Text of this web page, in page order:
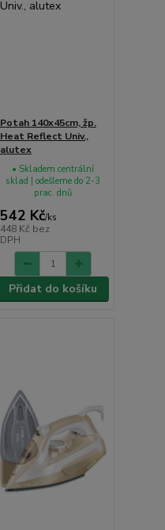
Potah 140x45cm, žp.
Heat Reflect Univ.,
alutex
542 Kč/ks
448 Kč bez
DPH
• Skladem centrální
sklad | odešleme do 2-3
prac. dnů
Přidat do košíku